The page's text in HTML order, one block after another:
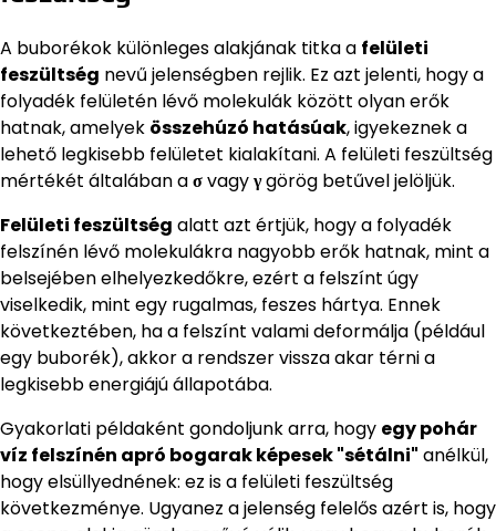
A buborékok különleges alakjának titka a felületi
feszültség nevű jelenségben rejlik. Ez azt jelenti, hogy a
folyadék felületén lévő molekulák között olyan erők
hatnak, amelyek összehúzó hatásúak, igyekeznek a
lehető legkisebb felületet kialakítani. A felületi feszültség
mértékét általában aσvagyγgörög betűvel jelöljük.
Felületi feszültség alatt azt értjük, hogy a folyadék
felszínén lévő molekulákra nagyobb erők hatnak, mint a
belsejében elhelyezkedőkre, ezért a felszínt úgy
viselkedik, mint egy rugalmas, feszes hártya. Ennek
következtében, ha a felszínt valami deformálja (például
egy buborék), akkor a rendszer vissza akar térni a
legkisebb energiájú állapotába.
Gyakorlati példaként gondoljunk arra, hogy egy pohár
víz felszínén apró bogarak képesek "sétálni" anélkül,
hogy elsüllyednének: ez is a felületi feszültség
következménye. Ugyanez a jelenség felelős azért is, hogy